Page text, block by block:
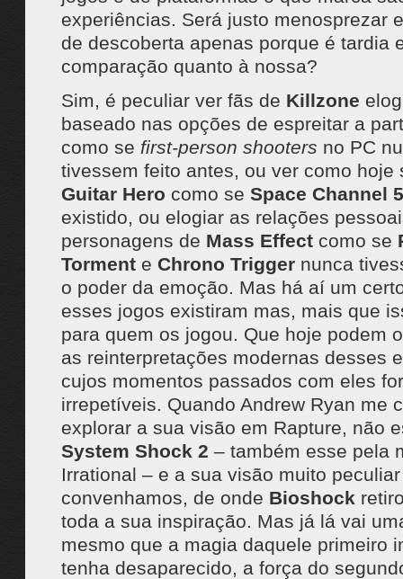
experiências. Será justo menosprezar
de descoberta apenas porque é tardia
comparação quanto à nossa?
Sim, é peculiar ver fãs de Killzone
baseado nas opções de espreitar a
como se first-person shooters no PC
tivessem feito antes, ou ver como hoje
Guitar Hero como se Space Channel 5
existido, ou elogiar as relações
personagens de Mass Effectcomo se
Tormente Chrono Triggernunca
o poder da emoção. Mas há aí um
esses jogos existiram mas, mais que
para quem os jogou. Que hoje podem
as reinterpretações modernas desses
cujos momentos passados com eles
irrepetíveis. Quando Andrew Ryan me
explorar a sua visão em Rapture, não
System Shock 2 – também esse pela
Irrational – e a sua visão muito
convenhamos, de onde Bioshock
toda a sua inspiração. Mas já lá vai
mesmo que a magia daquele primeiro
tenha desaparecido, a força do